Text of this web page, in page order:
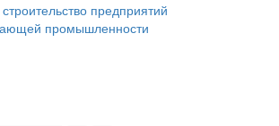
предприятий
промышленности